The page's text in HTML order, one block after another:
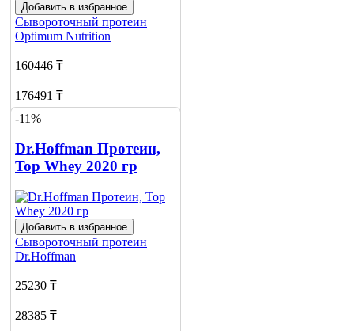
Добавить в избранное
Сывороточный протеин
Optimum Nutrition
160446 ₸
176491 ₸
Добавить в корзину
-11%
Dr.Hoffman Протеин,
Top Whey 2020 гр
Добавить в избранное
Сывороточный протеин
Dr.Hoffman
25230 ₸
28385 ₸